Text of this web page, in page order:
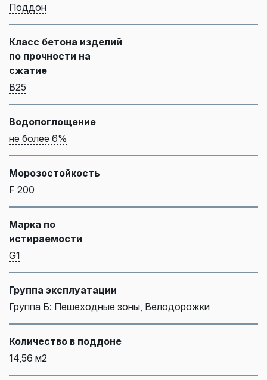
Поддон
Класс бетона изделий
по прочности на
сжатие
B25
Водопоглощение
не более 6%
Морозостойкость
F 200
Марка по
истираемости
G1
Группа эксплуатации
Группа Б: Пешеходные зоны, Велодорожки
Количество в поддоне
14,56 м2